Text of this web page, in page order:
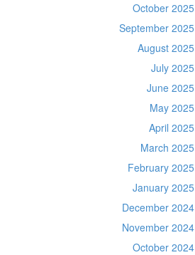
October 2025
September 2025
August 2025
July 2025
June 2025
May 2025
April 2025
March 2025
February 2025
January 2025
December 2024
November 2024
October 2024